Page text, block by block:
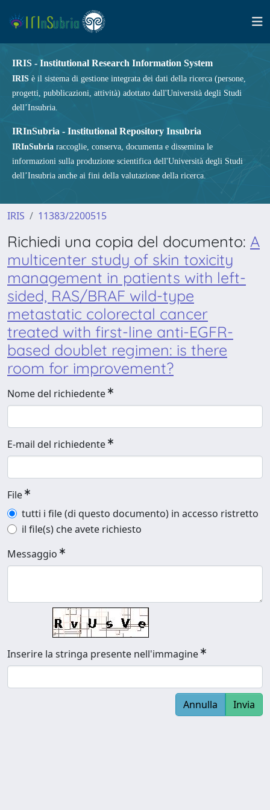
IRIS - Institutional Research Information System
IRIS è il sistema di gestione integrata dei dati della ricerca (persone,
progetti, pubblicazioni, attività) adottato dall'Università degli Studi
dell’Insubria.
IRInSubria - Institutional Repository Insubria
IRInSubria raccoglie, conserva, documenta e dissemina le
informazioni sulla produzione scientifica dell'Università degli Studi
dell’Insubria anche ai fini della valutazione della ricerca.
IRIS 11383/2200515
Richiedi una copia del documento: A
multicenter study of skin toxicity
management in patients with left-
sided, RAS/BRAF wild-type
metastatic colorectal cancer
treated with first-line anti-EGFR-
based doublet regimen: is there
room for improvement?
Nome del richiedente
E-mail del richiedente
File
tutti i file (di questo documento) in accesso ristretto
il file(s) che avete richiesto
Messaggio
Inserire la stringa presente nell'immagine
Annulla Invia